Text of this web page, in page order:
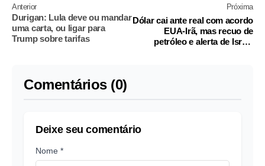
Anterior
Durigan: Lula deve ou mandar
uma carta, ou ligar para
Trump sobre tarifas
Próxima
Dólar cai ante real com acordo
EUA-Irã, mas recuo de
petróleo e alerta de Israel
Comentários (0)
Deixe seu comentário
Nome *